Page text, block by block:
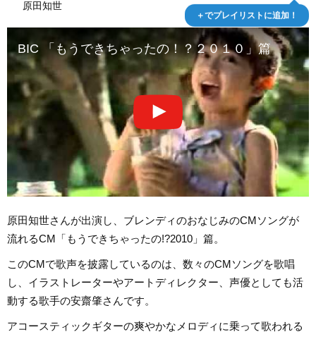
＋でプレイリストに追加！
原田知世
BIC 「もうできちゃったの！？２０１０」篇
原田知世さんが出演し、ブレンディのおなじみのCMソングが
流れるCM「もうできちゃったの!?2010」篇。
このCMで歌声を披露しているのは、数々のCMソングを歌唱
し、イラストレーターやアートディレクター、声優としても活
動する歌手の安齋肇さんです。
アコースティックギターの爽やかなメロディに乗って歌われる